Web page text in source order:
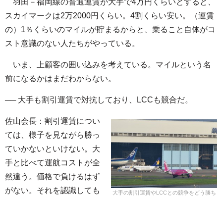
羽田－福岡線の普通運賃が大手で4万円くらいとすると、
スカイマークは2万2000円くらい。4割くらい安い。（運賃
の）1％くらいのマイルが貯まるからと、乗ること自体がコ
スト意識のない人たちがやっている。
いま、上顧客の囲い込みを考えている。マイルという名
前になるかはまだわからない。
── 大手も割引運賃で対抗しており、LCCも競合だ。
大手の割引運賃やLCCとの競争をどう勝ち
佐山会長：割引運賃につい
ては、様子を見ながら勝っ
ていかないといけない。大
手と比べて運航コストが全
然違う。価格で負けるはず
がない。それを認識しても